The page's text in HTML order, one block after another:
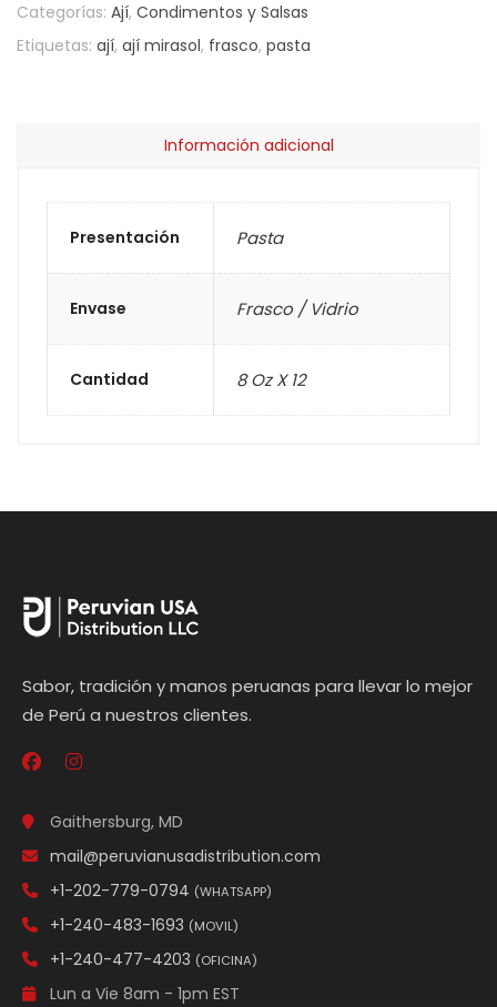
Categorías: Ají, Condimentos y Salsas
Etiquetas: ají, ají mirasol, frasco, pasta
Información adicional
Presentación Pasta
Envase Frasco / Vidrio
Cantidad 8 Oz X 12
Sabor, tradición y manos peruanas para llevar lo mejor
de Perú a nuestros clientes.
Gaithersburg, MD
mail@peruvianusadistribution.com
+1-202-779-0794 (WHATSAPP)
+1-240-483-1693 (MOVIL)
+1-240-477-4203 (OFICINA)
Lun a Vie 8am - 1pm EST